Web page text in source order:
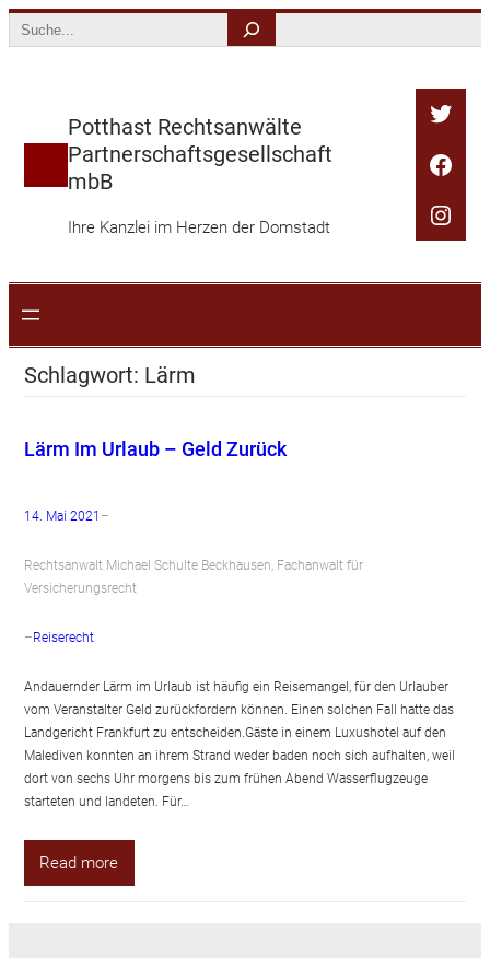
Search
Potthast Rechtsanwälte
Partnerschaftsgesellschaft
mbB
Ihre Kanzlei im Herzen der Domstadt
Schlagwort: Lärm
Lärm Im Urlaub – Geld Zurück
14. Mai 2021 –
Rechtsanwalt Michael Schulte Beckhausen, Fachanwalt für
Versicherungsrecht
–Reiserecht
Andauernder Lärm im Urlaub ist häufig ein Reisemangel, für den Urlauber
vom Veranstalter Geld zurückfordern können. Einen solchen Fall hatte das
Landgericht Frankfurt zu entscheiden.Gäste in einem Luxushotel auf den
Malediven konnten an ihrem Strand weder baden noch sich aufhalten, weil
dort von sechs Uhr morgens bis zum frühen Abend Wasserflugzeuge
starteten und landeten. Für…
Read more